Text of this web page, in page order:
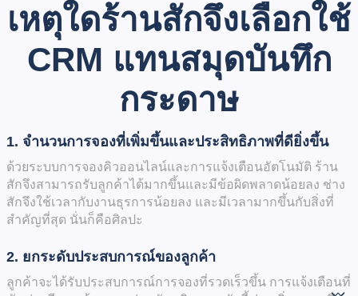
เหตุใดร้านสักจึงเลือกใช้
CRM แทนสมุดบันทึก
กระดาษ
1. จำนวนการจองที่เพิ่มขึ้นและประสิทธิภาพที่ดียิ่งขึ้น
ด้วยระบบการจองคิวออนไลน์และการแจ้งเตือนอัตโนมัติ ร้าน
สักจึงสามารถรับลูกค้าได้มากขึ้นและมีข้อผิดพลาดน้อยลง ช่าง
สักจึงใช้เวลากับงานธุรการน้อยลง และมีเวลามากขึ้นกับสิ่งที่
สำคัญที่สุด นั่นก็คือศิลปะ
2. ยกระดับประสบการณ์ของลูกค้า
ลูกค้าจะได้รับประสบการณ์การจองที่รวดเร็วขึ้น การแจ้งเตือนที่